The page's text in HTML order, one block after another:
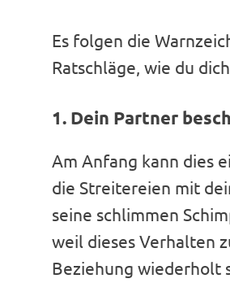
Es folgen die
Ratschläge, wie du
1. Dein Partner
Am Anfang kann dies
die Streitereien mit
seine schlimmen
weil dieses Verhalten
Beziehung wiederholt